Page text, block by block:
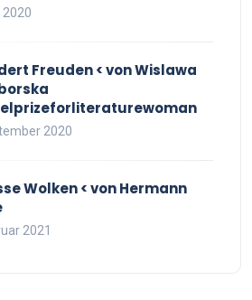
2020
Freuden < von Wislawa
2020
Wolken < von Hermann
2021